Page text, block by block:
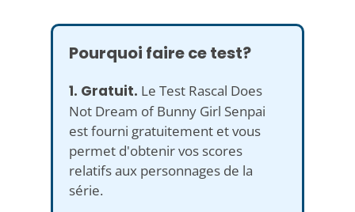
Pourquoi faire ce test?
1. Gratuit. Le Test Rascal Does
Not Dream of Bunny Girl Senpai
est fourni gratuitement et vous
permet d'obtenir vos scores
relatifs aux personnages de la
série.